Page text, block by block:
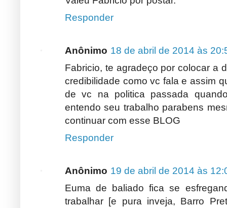
Responder
Anônimo 18 de abril de 2014 às
Fabricio, te agradeço por colocar a
credibilidade como vc fala e assim
de vc na politica passada
entendo seu trabalho parabens
continuar com esse BLOG
Responder
Anônimo 19 de abril de 2014 às
Euma de baliado fica se
trabalhar [e pura inveja, Barro